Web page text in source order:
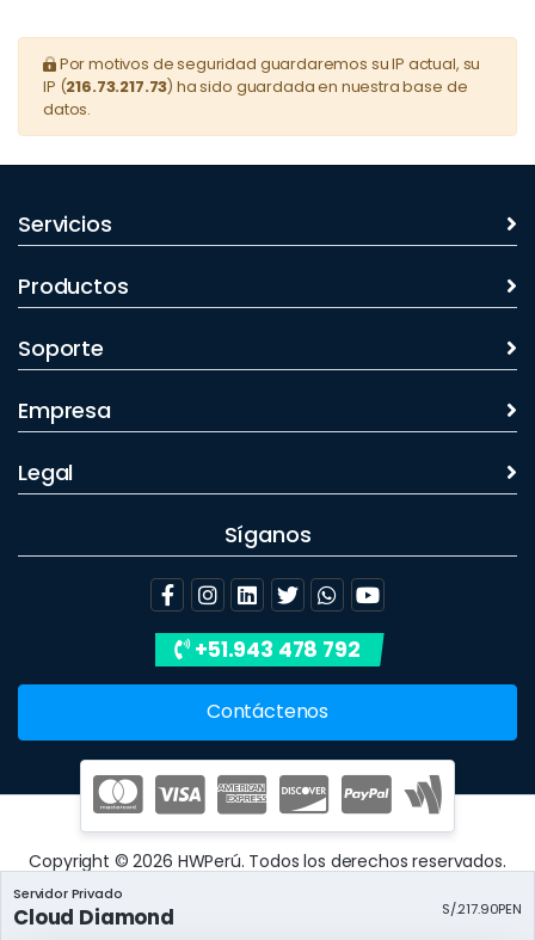
Por motivos de seguridad guardaremos su IP actual, su
IP (216.73.217.73) ha sido guardada en nuestra base de
datos.
Servidor Privado
Cloud Diamond S/.217.90PEN
Servicios
Productos
Soporte
Empresa
Legal
Síganos
+51.943 478 792
Contáctenos
Copyright © 2026 HWPerú. Todos los derechos reservados.